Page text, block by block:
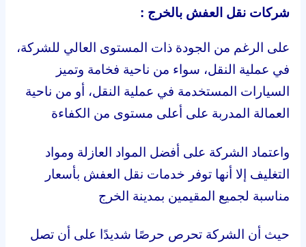
شركات نقل العفش بالخرج :
على الرغم من الجودة ذات المستوى العالي للشركة،
في عملية النقل، سواء من ناحية فخامة وتميز
السيارات المستخدمة في عملية النقل، أو من ناحية
العمالة المدربة على أعلى مستوى من الكفاءة
واعتماد الشركة على أفضل المواد العازلة ومواد
التغليف إلا أنها توفر خدمات نقل العفش بأسعار
مناسبة لجميع المقيمين بمدينة الخرج
حيث أن الشركة تحرص حرصًا شديدًا على أن تصل